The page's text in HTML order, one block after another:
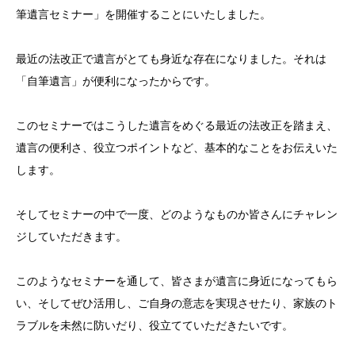
筆遺言セミナー」を開催することにいたしました。
最近の法改正で遺言がとても身近な存在になりました。それは
「自筆遺言」が便利になったからです。
このセミナーではこうした遺言をめぐる最近の法改正を踏まえ、
遺言の便利さ、役立つポイントなど、基本的なことをお伝えいた
します。
そしてセミナーの中で一度、どのようなものか皆さんにチャレン
ジしていただきます。
このようなセミナーを通して、皆さまが遺言に身近になってもら
い、そしてぜひ活用し、ご自身の意志を実現させたり、家族のト
ラブルを未然に防いだり、役立てていただきたいです。